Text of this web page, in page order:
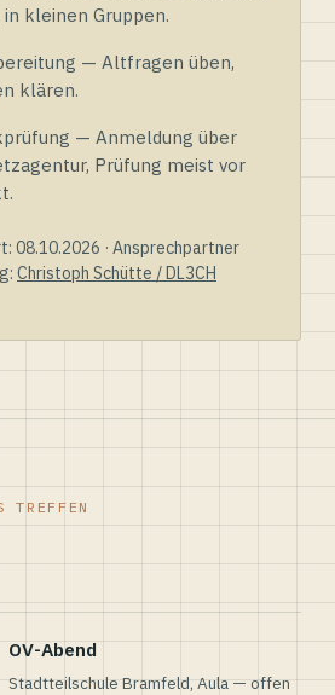
kleinen Gruppen.
— Altfragen üben,
klären.
— Anmeldung über
Prüfung meist vor
08.10.2026 · Ansprechpartner
Christoph Schütte / DL3CH
TREFFEN
OV-Abend
Stadtteilschule Bramfeld, Aula — offen